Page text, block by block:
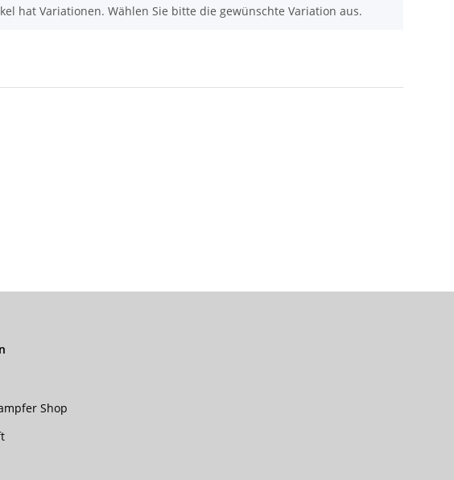
hat Variationen. Wählen Sie bitte die gewünschte Variation aus.
Shop